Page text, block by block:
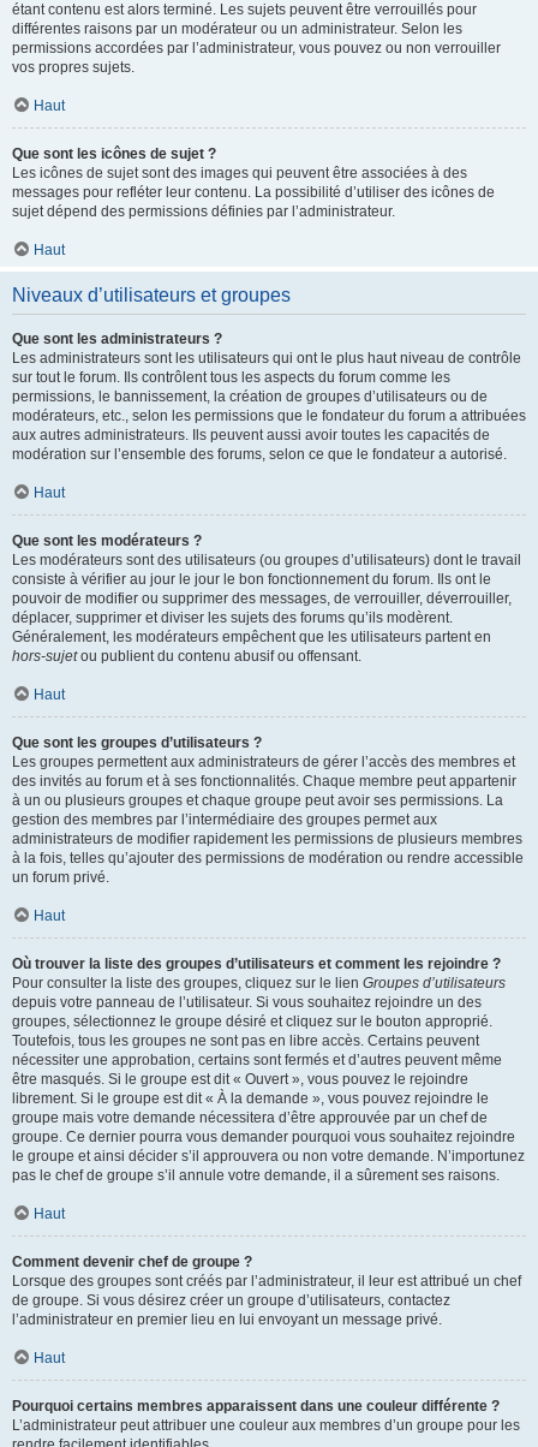
étant contenu est alors terminé. Les sujets peuvent être verrouillés pour
différentes raisons par un modérateur ou un administrateur. Selon les
permissions accordées par l’administrateur, vous pouvez ou non verrouiller
vos propres sujets.
Haut
Que sont les icônes de sujet ?
Les icônes de sujet sont des images qui peuvent être associées à des
messages pour refléter leur contenu. La possibilité d’utiliser des icônes de
sujet dépend des permissions définies par l’administrateur.
Haut
Niveaux d’utilisateurs et groupes
Que sont les administrateurs ?
Les administrateurs sont les utilisateurs qui ont le plus haut niveau de contrôle
sur tout le forum. Ils contrôlent tous les aspects du forum comme les
permissions, le bannissement, la création de groupes d’utilisateurs ou de
modérateurs, etc., selon les permissions que le fondateur du forum a attribuées
aux autres administrateurs. Ils peuvent aussi avoir toutes les capacités de
modération sur l’ensemble des forums, selon ce que le fondateur a autorisé.
Haut
Que sont les modérateurs ?
Les modérateurs sont des utilisateurs (ou groupes d’utilisateurs) dont le travail
consiste à vérifier au jour le jour le bon fonctionnement du forum. Ils ont le
pouvoir de modifier ou supprimer des messages, de verrouiller, déverrouiller,
déplacer, supprimer et diviser les sujets des forums qu’ils modèrent.
Généralement, les modérateurs empêchent que les utilisateurs partent en
hors-sujetou publient du contenu abusif ou offensant.
Haut
Que sont les groupes d’utilisateurs ?
Les groupes permettent aux administrateurs de gérer l’accès des membres et
des invités au forum et à ses fonctionnalités. Chaque membre peut appartenir
à un ou plusieurs groupes et chaque groupe peut avoir ses permissions. La
gestion des membres par l’intermédiaire des groupes permet aux
administrateurs de modifier rapidement les permissions de plusieurs membres
à la fois, telles qu’ajouter des permissions de modération ou rendre accessible
un forum privé.
Haut
Où trouver la liste des groupes d’utilisateurs et comment les rejoindre ?
Pour consulter la liste des groupes, cliquez sur le lien Groupes d’utilisateurs
depuis votre panneau de l’utilisateur. Si vous souhaitez rejoindre un des
groupes, sélectionnez le groupe désiré et cliquez sur le bouton approprié.
Toutefois, tous les groupes ne sont pas en libre accès. Certains peuvent
nécessiter une approbation, certains sont fermés et d’autres peuvent même
être masqués. Si le groupe est dit « Ouvert », vous pouvez le rejoindre
librement. Si le groupe est dit « À la demande », vous pouvez rejoindre le
groupe mais votre demande nécessitera d’être approuvée par un chef de
groupe. Ce dernier pourra vous demander pourquoi vous souhaitez rejoindre
le groupe et ainsi décider s’il approuvera ou non votre demande. N’importunez
pas le chef de groupe s’il annule votre demande, il a sûrement ses raisons.
Haut
Comment devenir chef de groupe ?
Lorsque des groupes sont créés par l’administrateur, il leur est attribué un chef
de groupe. Si vous désirez créer un groupe d’utilisateurs, contactez
l’administrateur en premier lieu en lui envoyant un message privé.
Haut
Pourquoi certains membres apparaissent dans une couleur différente ?
L’administrateur peut attribuer une couleur aux membres d’un groupe pour les